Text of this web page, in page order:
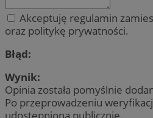
Akceptuję regulamin
oraz politykę prywatności.
Błąd:
Wynik:
Opinia została pomyślnie
Po przeprowadzeniu